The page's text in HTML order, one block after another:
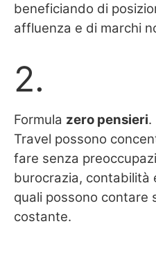
beneficiando di
affluenza e di marchi
2.
Formula zero pensieri.
Travel possono
fare senza
burocrazia, contabilità
quali possono contare
costante.